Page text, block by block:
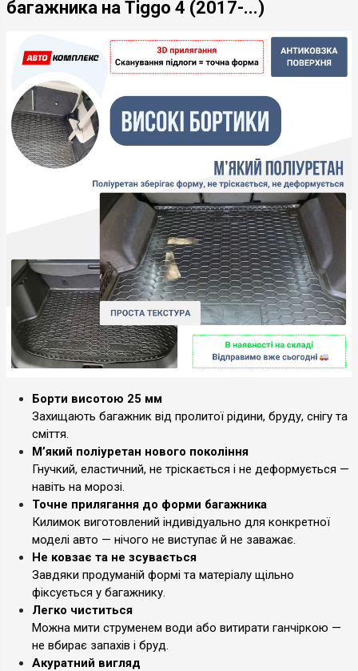
багажника на Tiggo 4 (2017-...)
Борти висотою 25 мм
Захищають багажник від пролитої рідини, бруду, снігу та
сміття.
М’який поліуретан нового покоління
Гнучкий, еластичний, не тріскається і не деформується —
навіть на морозі.
Точне прилягання до форми багажника
Килимок виготовлений індивідуально для конкретної
моделі авто — нічого не виступає й не заважає.
Не ковзає та не зсувається
Завдяки продуманій формі та матеріалу щільно
фіксується у багажнику.
Легко чиститься
Можна мити струменем води або витирати ганчіркою —
не вбирає запахів і бруд.
Акуратний вигляд